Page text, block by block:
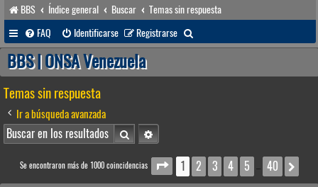
BBS Índice general Buscar
Temas sin respuesta
FAQ
Identificarse Registrarse
u
BBS | ONSA Venezuela
Temas sin respuesta
Ir a búsqueda avanzada
BuscarBúsqueda avanzada
Se encontraron más de 1000 coincidencias Página1 de 40
1 2 3 4 5 … 40